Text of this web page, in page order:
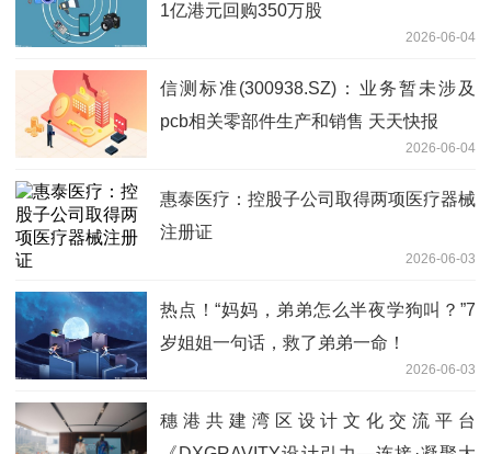
1亿港元回购350万股
2026-06-04
信测标准(300938.SZ)：业务暂未涉及
pcb相关零部件生产和销售 天天快报
2026-06-04
惠泰医疗：控股子公司取得两项医疗器械
注册证
2026-06-03
热点！“妈妈，弟弟怎么半夜学狗叫？”7
岁姐姐一句话，救了弟弟一命！
2026-06-03
穗港共建湾区设计文化交流平台